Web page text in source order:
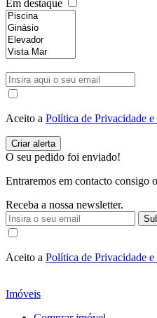
Em destaque
Aceito a Política de Privacidade
O seu pedido foi enviado!
Entraremos em contacto consigo
Receba a nossa newsletter.
Aceito a Política de Privacidade
Imóveis